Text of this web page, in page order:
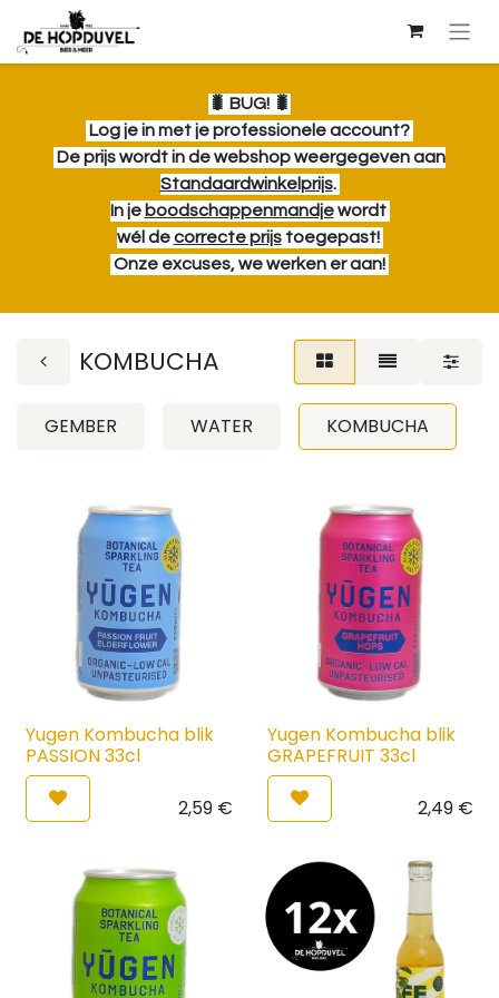
🐛 BUG! 🐛
Log je in met je professionele account?
De prijs wordt in de webshop weergegeven aan
Standaardwinkelprijs.
In je boodschappenmandjewordt
wél decorrecte prijstoegepast!
Onze excuses, we werken er aan!
KOMBUCHA
GEMBER WATER KOMBUCHA
Yugen Kombucha blik
PASSION 33cl
2,59€
Yugen Kombucha blik
GRAPEFRUIT 33cl
2,49 €